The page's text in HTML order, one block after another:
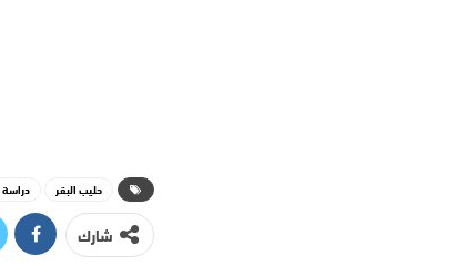
حليب البقر
شارك